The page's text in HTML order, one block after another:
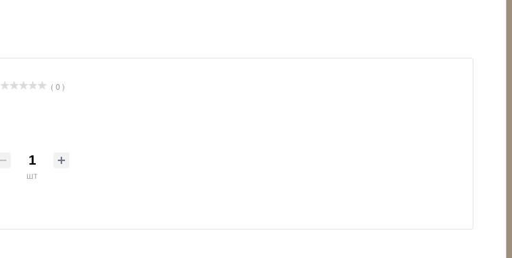
( 0 )
шт